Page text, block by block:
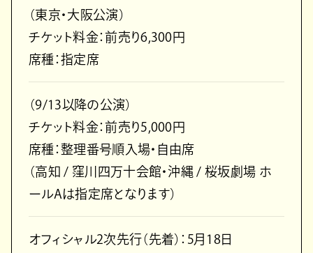
（東京・大阪公演）
チケット料金：前売り6,300円
席種：指定席
（9/13以降の公演）
チケット料金：前売り5,000円
席種：整理番号順入場・自由席
（高知 / 窪川四万十会館・沖縄 / 桜坂劇場 ホ
ールAは指定席となります）
オフィシャル2次先行（先着）：5月18日